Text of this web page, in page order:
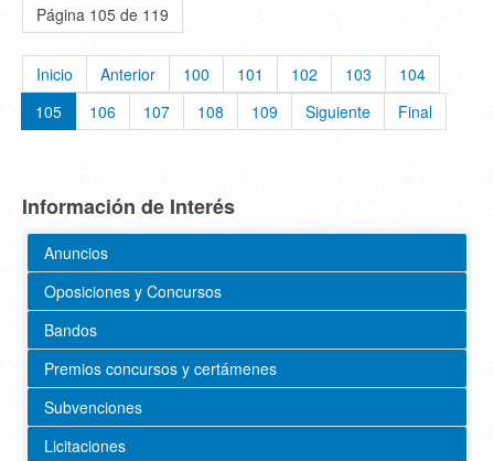
Página 105 de 119
Inicio Anterior 100 101 102 103
104
105
106 107 108 109 Siguiente Final
Información de Interés
Anuncios
Oposiciones y Concursos
Bandos
Premios concursos y certámenes
Subvenciones
Licitaciones